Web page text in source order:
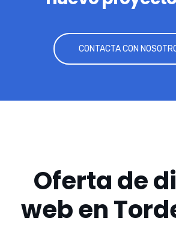
CONTACTA CON
Oferta de
web en